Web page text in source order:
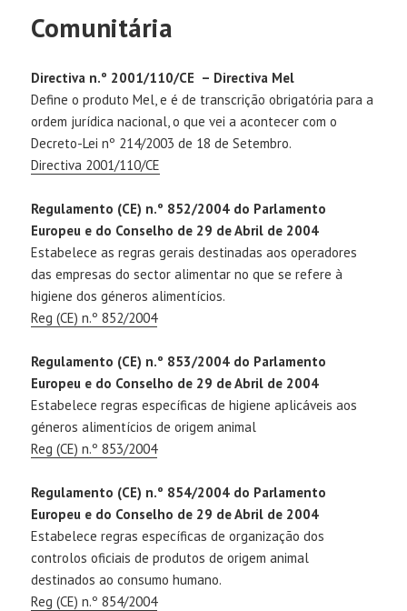
Comunitária
Directiva n.º 2001/110/CE – Directiva Mel
Define o produto Mel, e é de transcrição obrigatória para a
ordem jurídica nacional, o que vei a acontecer com o
Decreto-Lei nº 214/2003 de 18 de Setembro.
Directiva 2001/110/CE
Regulamento (CE) n.º 852/2004 do Parlamento
Europeu e do Conselho de 29 de Abril de 2004
Estabelece as regras gerais destinadas aos operadores
das empresas do sector alimentar no que se refere à
higiene dos géneros alimentícios.
Reg (CE) n.º 852/2004
Regulamento (CE) n.º 853/2004 do Parlamento
Europeu e do Conselho de 29 de Abril de 2004
Estabelece regras específicas de higiene aplicáveis aos
géneros alimentícios de origem animal
Reg (CE) n.º 853/2004
Regulamento (CE) n.º 854/2004 do Parlamento
Europeu e do Conselho de 29 de Abril de 2004
Estabelece regras específicas de organização dos
controlos oficiais de produtos de origem animal
destinados ao consumo humano.
Reg (CE) n.º 854/2004